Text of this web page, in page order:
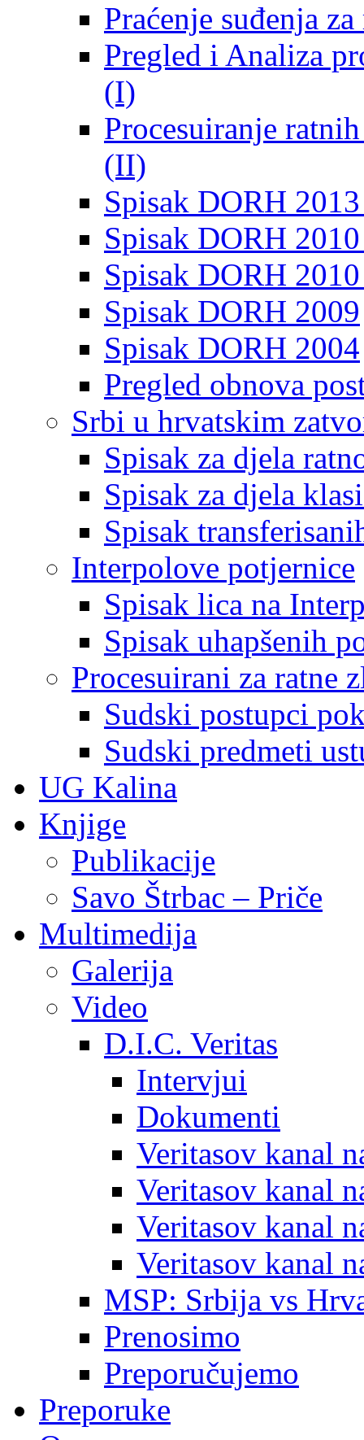
Praćenje suđenja
Pregled i Analiza
(I)
Procesuiranje
(II)
Spisak DORH
Spisak DORH
Spisak DORH
Spisak DORH 2009
Spisak DORH 2004
Pregled obnova
Srbi u hrvatskim
Spisak za djela
Spisak za djela
Spisak
Interpolove potjernice
Spisak lica na
Spisak uhapšenih
Procesuirani za ratne
Sudski postupci
Sudski predmeti
UG Kalina
Knjige
Publikacije
Savo Štrbac – Priče
Multimedija
Galerija
Video
D.I.C. Veritas
Intervjui
Dokumenti
Veritasov kanal
Veritasov kanal
Veritasov kanal
Veritasov kanal
MSP: Srbija vs
Prenosimo
Preporučujemo
Preporuke